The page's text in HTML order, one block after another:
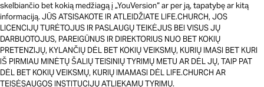
skelbiančio bet kokią medžiagą į „YouVersion“ ar per ją, tapatybę ar kitą
informaciją. JŪS ATSISAKOTE IR ATLEIDŽIATE LIFE.CHURCH, JOS
LICENCIJŲ TURĖTOJUS IR PASLAUGŲ TEIKĖJUS BEI VISUS JŲ
DARBUOTOJUS, PAREIGŪNUS IR DIREKTORIUS NUO BET KOKIŲ
PRETENZIJŲ, KYLANČIŲ DĖL BET KOKIŲ VEIKSMŲ, KURIŲ IMASI BET KURI
IŠ PIRMIAU MINĖTŲ ŠALIŲ TEISINIŲ TYRIMŲ METU AR DĖL JŲ, TAIP PAT
DĖL BET KOKIŲ VEIKSMŲ, KURIŲ IMAMASI DĖL LIFE.CHURCH AR
TEISĖSAUGOS INSTITUCIJŲ ATLIEKAMŲ TYRIMŲ.